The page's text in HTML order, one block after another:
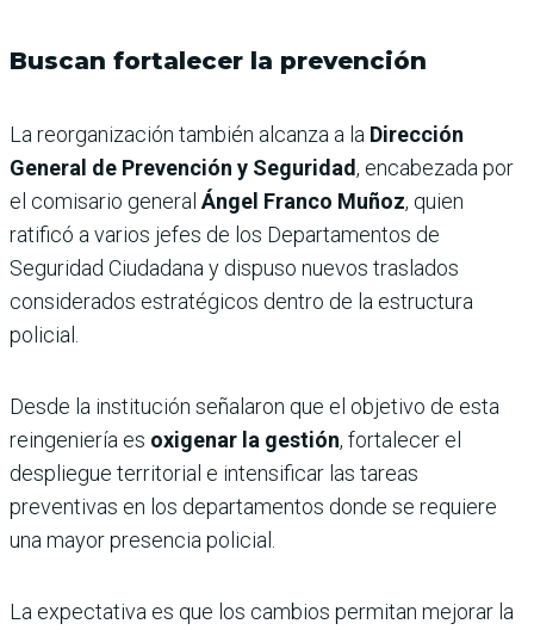
Buscan fortalecer la prevención
La reorganización también alcanza a la Dirección
General de Prevención y Seguridad, encabezada por
el comisario general Ángel Franco Muñoz, quien
ratificó a varios jefes de los Departamentos de
Seguridad Ciudadana y dispuso nuevos traslados
considerados estratégicos dentro de la estructura
policial.
Desde la institución señalaron que el objetivo de esta
reingeniería es oxigenar la gestión, fortalecer el
despliegue territorial e intensificar las tareas
preventivas en los departamentos donde se requiere
una mayor presencia policial.
La expectativa es que los cambios permitan mejorar la